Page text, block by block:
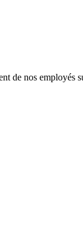
de nos